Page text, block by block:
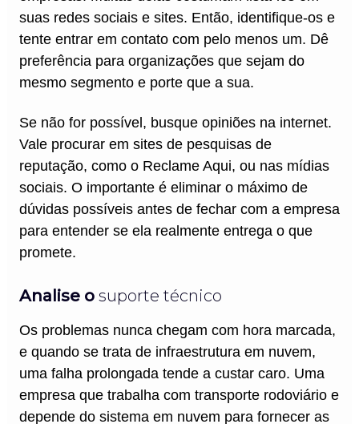
suas redes sociais e sites. Então, identifique-os e
tente entrar em contato com pelo menos um. Dê
preferência para organizações que sejam do
mesmo segmento e porte que a sua.
Se não for possível, busque opiniões na internet.
Vale procurar em sites de pesquisas de
reputação, como o Reclame Aqui, ou nas mídias
sociais. O importante é eliminar o máximo de
dúvidas possíveis antes de fechar com a empresa
para entender se ela realmente entrega o que
promete.
Analise osuporte técnico
Os problemas nunca chegam com hora marcada,
e quando se trata de infraestrutura em nuvem,
uma falha prolongada tende a custar caro. Uma
empresa que trabalha com transporte rodoviário e
depende do sistema em nuvem para fornecer as